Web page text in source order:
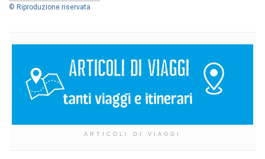
© Riproduzione riservata
ARTICOLI DI VIAGGI